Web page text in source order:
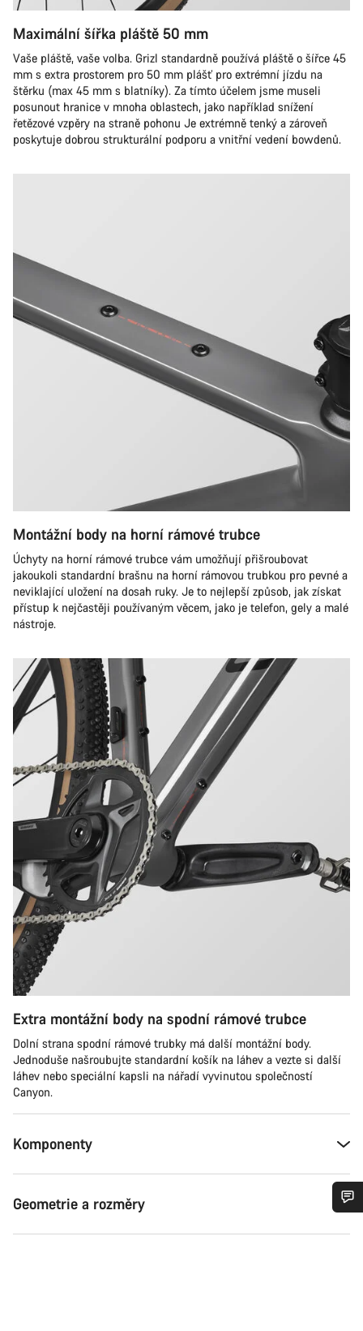
Maximální šířka pláště 50 mm
Vaše pláště, vaše volba. Grizl standardně používá pláště o šířce 45
mm s extra prostorem pro 50 mm plášť pro extrémní jízdu na
štěrku (max 45 mm s blatníky). Za tímto účelem jsme museli
posunout hranice v mnoha oblastech, jako například snížení
řetězové vzpěry na straně pohonu Je extrémně tenký a zároveň
poskytuje dobrou strukturální podporu a vnitřní vedení bowdenů.
Montážní body na horní rámové trubce
Úchyty na horní rámové trubce vám umožňují přišroubovat
jakoukoli standardní brašnu na horní rámovou trubkou pro pevné a
neviklající uložení na dosah ruky. Je to nejlepší způsob, jak získat
přístup k nejčastěji používaným věcem, jako je telefon, gely a malé
nástroje.
Extra montážní body na spodní rámové trubce
Dolní strana spodní rámové trubky má další montážní body.
Jednoduše našroubujte standardní košík na láhev a vezte si další
láhev nebo speciální kapsli na nářadí vyvinutou společností
Canyon.
Komponenty
Geometrie a rozměry